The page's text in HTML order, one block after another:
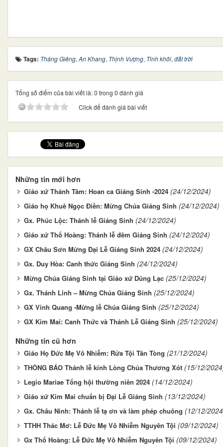
Tags: Tháng Giêng, An Khang, Thịnh Vượng, Tinh khôi, đất trời
Tổng số điểm của bài viết là: 0 trong 0 đánh giá
Click để đánh giá bài viết
Những tin mới hơn
Giáo xứ Thánh Tâm: Hoan ca Giáng Sinh -2024 (24/12/2024)
Giáo họ Khuê Ngọc Điền: Mừng Chúa Giáng Sinh (24/12/2024)
Gx. Phúc Lộc: Thánh lễ Giáng Sinh (24/12/2024)
Giáo xứ Thổ Hoàng: Thánh lễ đêm Giáng Sinh (24/12/2024)
GX Châu Sơn Mừng Đại Lễ Giáng Sinh 2024 (24/12/2024)
Gx. Duy Hòa: Canh thức Giáng Sinh (24/12/2024)
Mừng Chúa Giáng Sinh tại Giáo xứ Dũng Lạc (25/12/2024)
Gx. Thánh Linh – Mừng Chúa Giáng Sinh (25/12/2024)
GX Vinh Quang -Mừng lễ Chúa Giáng Sinh (25/12/2024)
GX Kim Mai: Canh Thức và Thánh Lễ Giáng Sinh (25/12/2024)
Những tin cũ hơn
Giáo Họ Đức Mẹ Vô Nhiễm: Rửa Tội Tân Tòng (21/12/2024)
THÔNG BÁO Thánh lễ kính Lòng Chúa Thương Xót (15/12/
Legio Mariae Tổng hội thường niên 2024 (14/12/2024)
Giáo xứ Kim Mai chuẩn bị Đại Lễ Giáng Sinh (13/12/2024)
Gx. Châu Ninh: Thánh lễ tạ ơn và làm phép chuông (12/12/
TTHH Thác Mơ: Lễ Đức Mẹ Vô Nhiễm Nguyên Tội (09/12/2024)
Gx Thổ Hoàng: Lễ Đức Mẹ Vô Nhiễm Nguyên Tội (09/12/2024)